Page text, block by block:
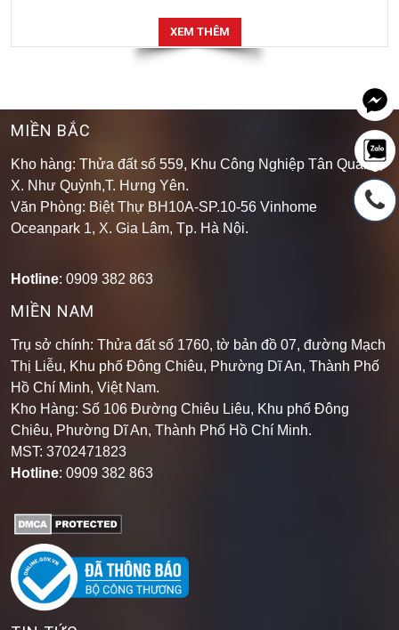
XEM THÊM
MIỀN BẮC
Kho hàng: Thửa đất số 559, Khu Công Nghiệp Tân Quang,
X. Như Quỳnh,T. Hưng Yên.
Văn Phòng: Biệt Thự BH10A-SP.10-56 Vinhome
Oceanpark 1, X. Gia Lâm, Tp. Hà Nội.
Hotline: 0909 382 863
MIỀN NAM
Trụ sở chính: Thửa đất số 1760, tờ bản đồ 07, đường Mạch
Thị Liễu, Khu phố Đông Chiêu, Phường Dĩ An, Thành Phố
Hồ Chí Minh, Việt Nam.
Kho Hàng: Số 106 Đường Chiêu Liêu, Khu phố Đông
Chiêu, Phường Dĩ An, Thành Phố Hồ Chí Minh.
MST: 3702471823
Hotline: 0909 382 863